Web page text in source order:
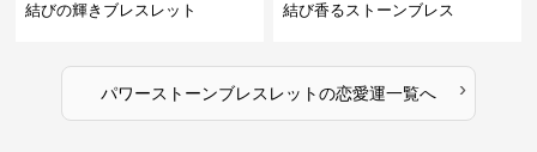
結びの輝きブレスレット
結び香るストーンブレス
パワーストーンブレスレットの恋愛運一覧へ ›